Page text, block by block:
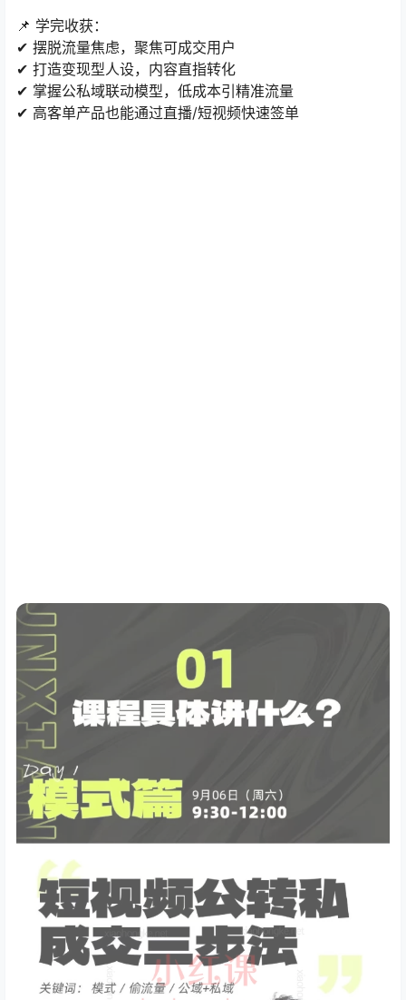
📌 学完收获：
✔ 摆脱流量焦虑，聚焦可成交用户
✔ 打造变现型人设，内容直指转化
✔ 掌握公私域联动模型，低成本引精准流量
✔ 高客单产品也能通过直播/短视频快速签单